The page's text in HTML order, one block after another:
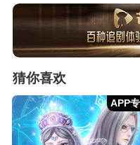
猜你喜欢
APP